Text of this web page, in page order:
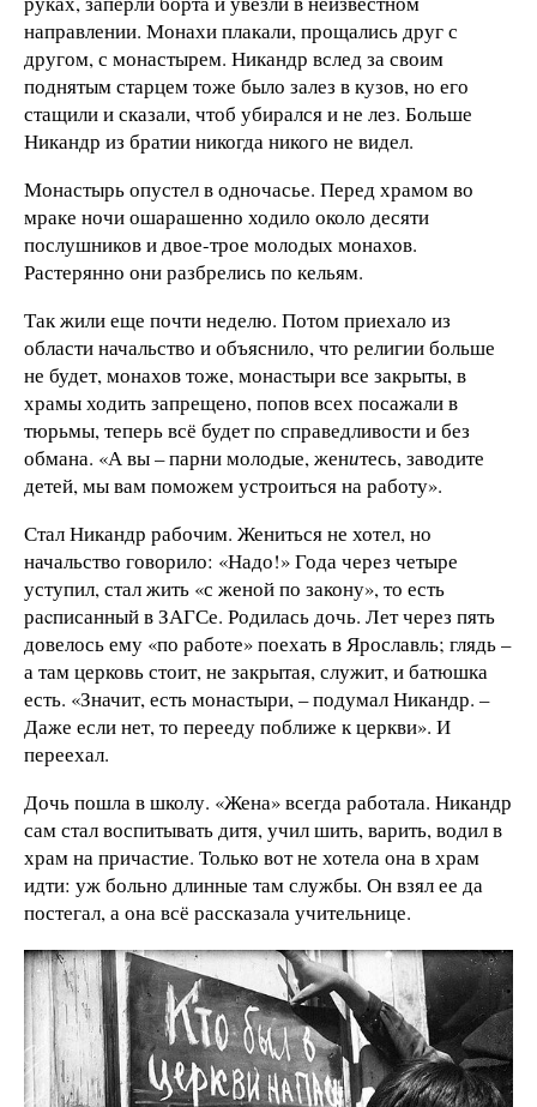
направлении. Монахи плакали, прощались друг с
другом, с монастырем. Никандр вслед за своим
поднятым старцем тоже было залез в кузов, но его
стащили и сказали, чтоб убирался и не лез. Больше
Никандр из братии никогда никого не видел.
Монастырь опустел в одночасье. Перед храмом во
мраке ночи ошарашенно ходило около десяти
послушников и двое-трое молодых монахов.
Растерянно они разбрелись по кельям.
Так жили еще почти неделю. Потом приехало из
области начальство и объяснило, что религии больше
не будет, монахов тоже, монастыри все закрыты, в
храмы ходить запрещено, попов всех посажали в
тюрьмы, теперь всё будет по справедливости и без
обмана. «А вы – парни молодые, женитесь, заводите
детей, мы вам поможем устроиться на работу».
Стал Никандр рабочим. Жениться не хотел, но
начальство говорило: «Надо!» Года через четыре
уступил, стал жить «с женой по закону», то есть
раcписанный в ЗАГСе. Родилась дочь. Лет через пять
довелось ему «по работе» поехать в Ярославль; глядь –
а там церковь стоит, не закрытая, служит, и батюшка
есть. «Значит, есть монастыри, – подумал Никандр. –
Даже если нет, то перееду поближе к церкви». И
переехал.
Дочь пошла в школу. «Жена» всегда работала. Никандр
сам стал воспитывать дитя, учил шить, варить, водил в
храм на причастие. Только вот не хотела она в храм
идти: уж больно длинные там службы. Он взял ее да
постегал, а она всё рассказала учительнице.